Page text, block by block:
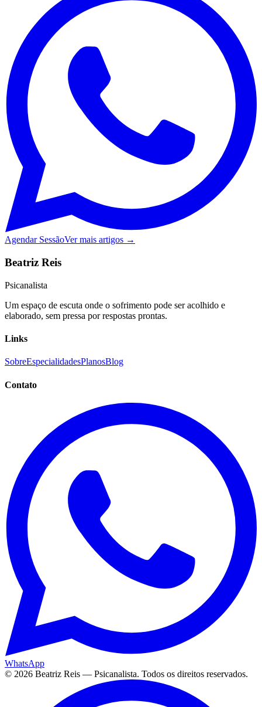
Agendar SessãoVer mais artigos →
Beatriz Reis
Psicanalista
Um espaço de escuta onde o sofrimento pode ser acolhido e
elaborado, sem pressa por respostas prontas.
Links
SobreEspecialidadesPlanosBlog
Contato
WhatsApp
© 2026 Beatriz Reis — Psicanalista. Todos os direitos reservados.